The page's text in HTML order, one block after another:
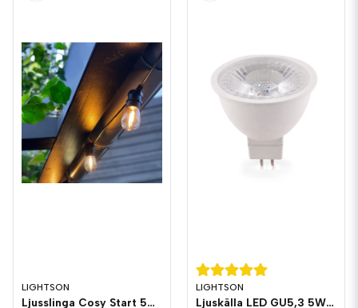
LIGHTSON
Ljusslinga Cosy Start 5m LightsOn Garden Plug & Play
LIGHTSON
Ljuskälla LED GU5,3 5W 350lm 3000K LightsOn Garden Plug & Play